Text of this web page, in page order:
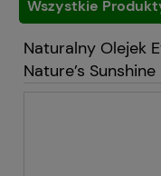
Wszystkie
Naturalny Olejek
Nature’s Sunshine